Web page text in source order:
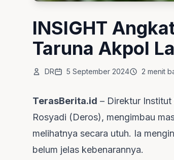
INSIGHT
Taruna Akpol
DR 5 September 2024 2 menit
TerasBerita.id – Direktur
Rosyadi (Deros), mengimbau
melihatnya secara utuh. Ia
belum jelas kebenarannya.